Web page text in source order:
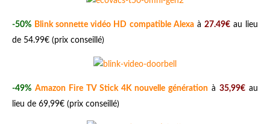
-50% Blink sonnette vidéo HD compatible Alexaà 27.49€au lieu
de 54.99€ (prix conseillé)
-49% Amazon Fire TV Stick 4K nouvelle génération à35,99€ au
lieu de 69,99€ (prix conseillé)